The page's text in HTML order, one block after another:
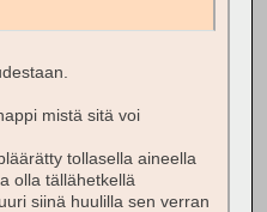
mistä sitä voi
tollasella aineella
olla tällähetkellä
siinä huulilla sen verran